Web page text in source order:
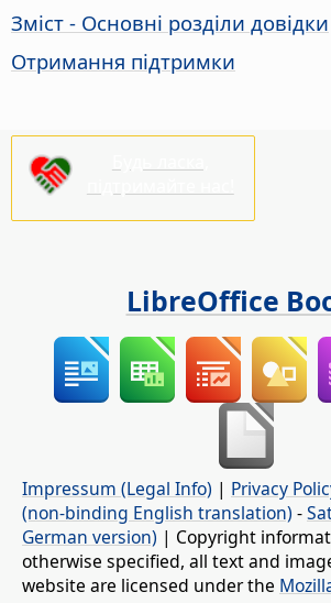
Зміст - Основні розділи довідки
Отримання підтримки
LibreOffice
Impressum (Legal Info) | Privacy
(non-binding English translation) -
German version) | Copyright
otherwise specified, all text and
website are licensed under the